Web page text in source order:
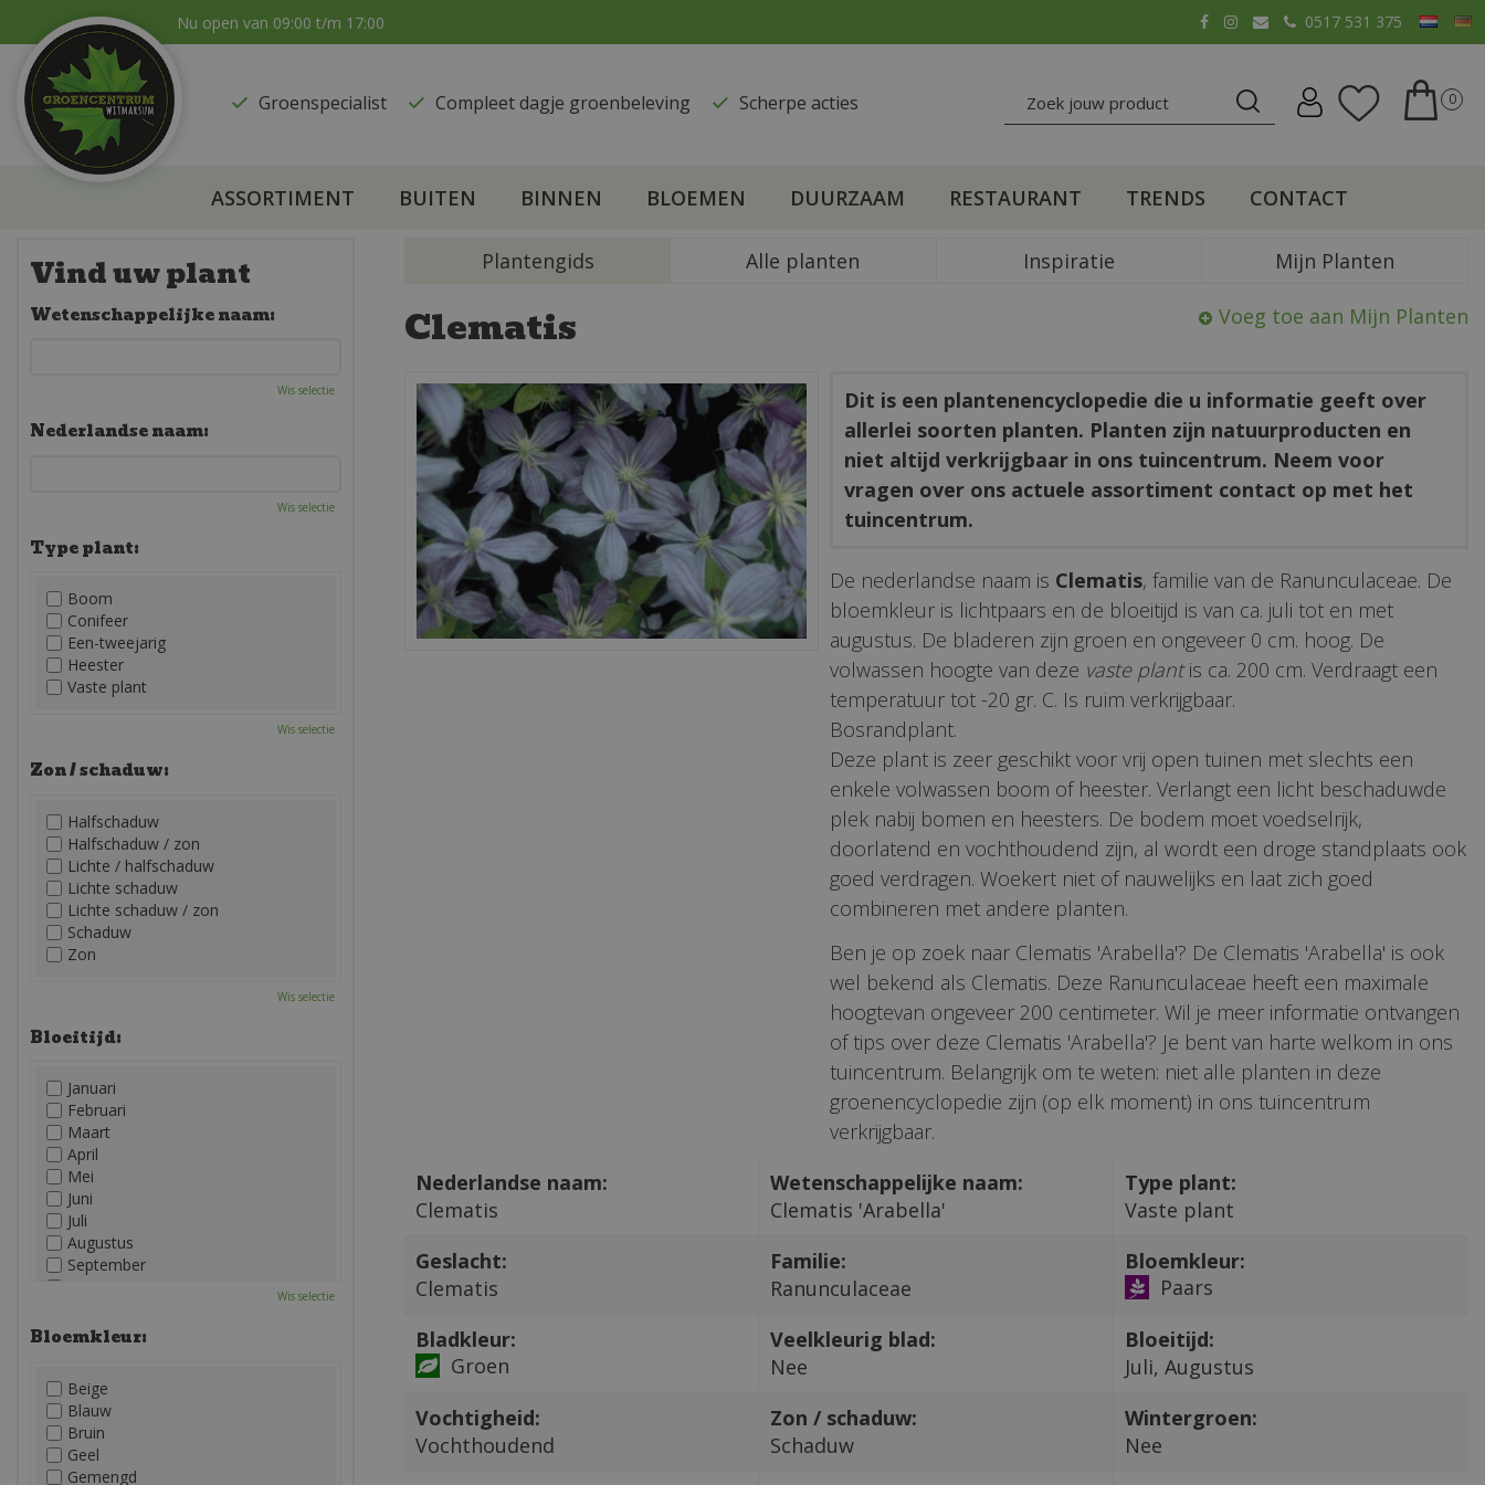
naar
content
Nu open van 09:00 t/m 17:00 0517 531 375
Groenspecialist ​Compleet dagje groenbeleving ​Scherpe acties
ASSORTIMENT BUITEN BINNEN BLOEMEN DUURZAAM RESTAURANT TRENDS CONTACT
Plantengids Alle planten Inspiratie Mijn Planten
Clematis Voeg toe aan Mijn Planten
Dit is een plantenencyclopedie die u informatie geeft over
allerlei soorten planten. Planten zijn natuurproducten en
niet altijd verkrijgbaar in ons tuincentrum. Neem voor
vragen over ons actuele assortiment contact op met het
tuincentrum.
De nederlandse naam is Clematis, familie van de Ranunculaceae. De
bloemkleur is lichtpaars en de bloeitijd is van ca. juli tot en met
augustus. De bladeren zijn groen en ongeveer 0 cm. hoog. De
volwassen hoogte van deze vaste plantis ca. 200 cm. Verdraagt een
temperatuur tot -20 gr. C. Is ruim verkrijgbaar.
Bosrandplant.
Deze plant is zeer geschikt voor vrij open tuinen met slechts een
enkele volwassen boom of heester. Verlangt een licht beschaduwde
plek nabij bomen en heesters. De bodem moet voedselrijk,
doorlatend en vochthoudend zijn, al wordt een droge standplaats ook
goed verdragen. Woekert niet of nauwelijks en laat zich goed
combineren met andere planten.
Ben je op zoek naar Clematis 'Arabella'? De Clematis 'Arabella' is ook
wel bekend als Clematis. Deze Ranunculaceae heeft een maximale
hoogtevan ongeveer 200 centimeter. Wil je meer informatie ontvangen
of tips over deze Clematis 'Arabella'? Je bent van harte welkom in ons
tuincentrum. Belangrijk om te weten: niet alle planten in deze
groenencyclopedie zijn (op elk moment) in ons tuincentrum
verkrijgbaar.
Nederlandse naam:
Clematis
Wetenschappelijke naam:
Clematis 'Arabella'
Type plant:
Vaste plant
Geslacht:
Clematis
Familie:
Ranunculaceae
Bloemkleur:
Paars
Bladkleur:
Groen
Veelkleurig blad:
Nee
Bloeitijd:
Juli, Augustus
Vochtigheid:
Vochthoudend
Zon / schaduw:
Schaduw
Wintergroen:
Nee
Vind uw plant
Wetenschappelijke naam:
Wis selectie
Nederlandse naam:
Wis selectie
Type plant:
Boom
Conifeer
Een-tweejarig
Heester
Vaste plant
Wis selectie
Zon / schaduw:
Halfschaduw
Halfschaduw / zon
Lichte / halfschaduw
Lichte schaduw
Lichte schaduw / zon
Schaduw
Zon
Wis selectie
Bloeitijd:
Januari
Februari
Maart
April
Mei
Juni
Juli
Augustus
September
December
Wis selectie
Bloemkleur:
Beige
Blauw
Bruin
Geel
Gemengd